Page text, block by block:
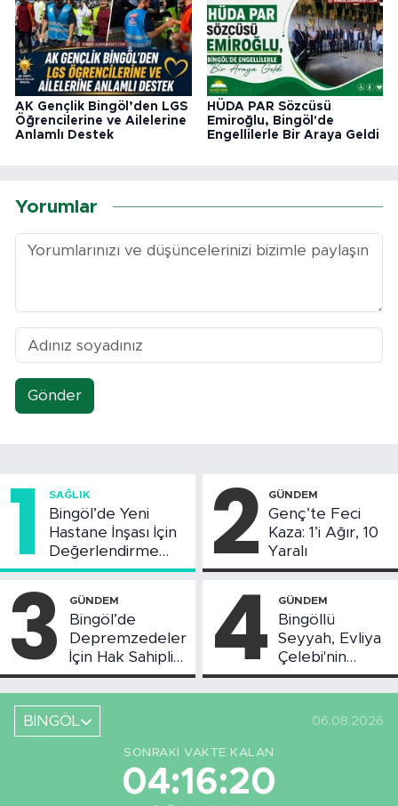
AK Gençlik Bingöl’den LGS
Öğrencilerine ve Ailelerine
Anlamlı Destek
HÜDA PAR Sözcüsü
Emiroğlu, Bingöl'de
Engellilerle Bir Araya Geldi
Yorumlar
Gönder
1 SAĞLIK
Bingöl’de Yeni
Hastane İnşası İçin
Değerlendirme
Toplantısı Yapıldı
2 GÜNDEM
Genç’te Feci
Kaza: 1’i Ağır, 10
Yaralı
3 GÜNDEM
Bingöl’de
Depremzedeler
İçin Hak Sahipliği
Askı Süreci
Başladı
4 GÜNDEM
Bingöllü
Seyyah, Evliya
Çelebi'nin
Bahsettiği
Bingöl'deki O
BİNGÖL 06.08.2026
SONRAKI VAKTE KALAN
04:16:19